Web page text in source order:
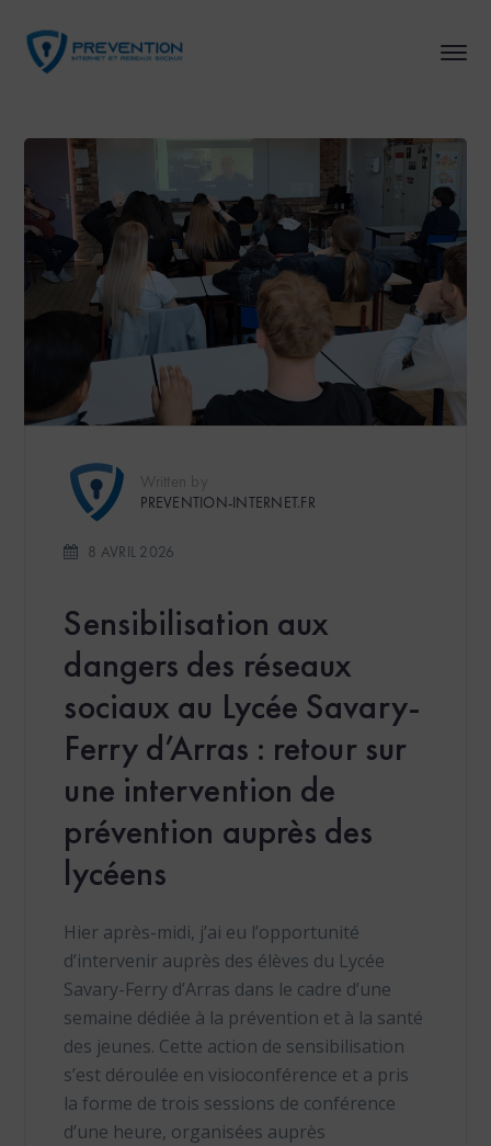
PREVENTION-INTERNET.FR
8 AVRIL 2026
Sensibilisation aux
dangers des réseaux
sociaux au Lycée Savary-
Ferry d’Arras : retour sur
une intervention de
prévention auprès des
lycéens
Hier après-midi, j’ai eu l’opportunité
d’intervenir auprès des élèves du Lycée
Savary-Ferry d’Arras dans le cadre d’une
semaine dédiée à la prévention et à la santé
des jeunes. Cette action de sensibilisation
s’est déroulée en visioconférence et a pris
la forme de trois sessions de conférence
d’une heure, organisées auprès